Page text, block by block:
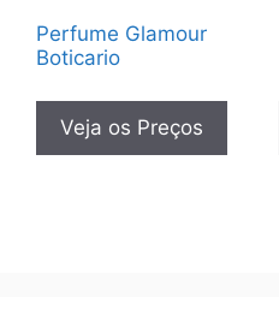
Perfume Glamour
Boticario
Veja os Preços